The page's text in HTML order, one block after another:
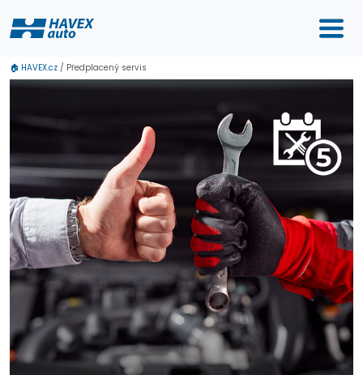
🏠 HAVEX.cz / Předplacený servis